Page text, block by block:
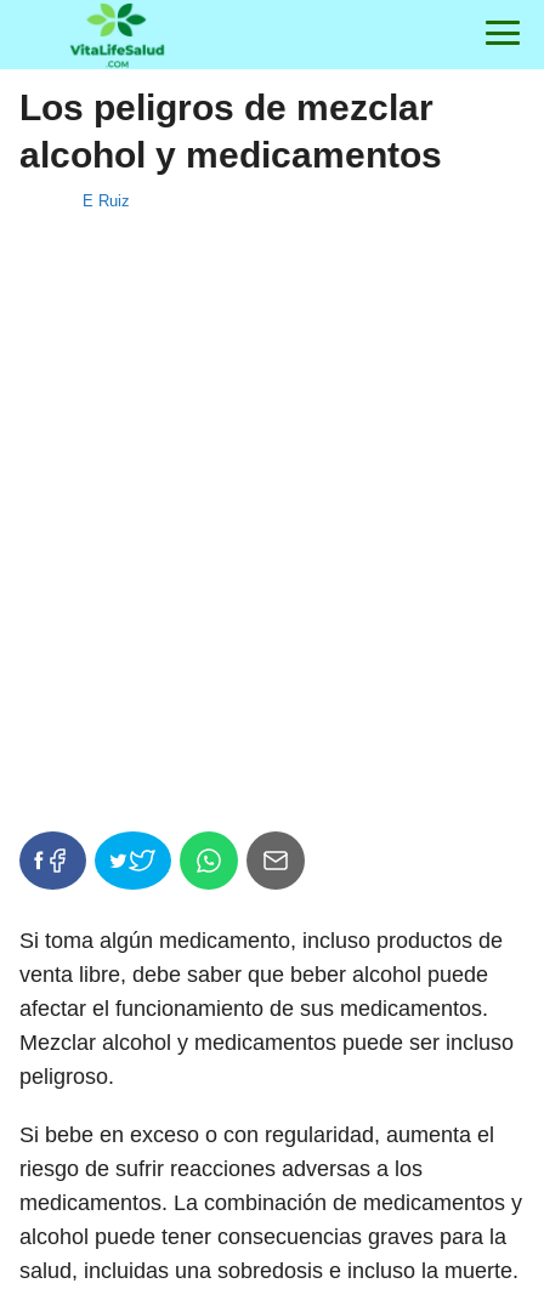
Los peligros de mezclar
alcohol y medicamentos
E Ruiz
Si toma algún medicamento, incluso productos de
venta libre, debe saber que beber alcohol puede
afectar el funcionamiento de sus medicamentos.
Mezclar alcohol y medicamentos puede ser incluso
peligroso.
Si bebe en exceso o con regularidad, aumenta el
riesgo de sufrir reacciones adversas a los
medicamentos. La combinación de medicamentos y
alcohol puede tener consecuencias graves para la
salud, incluidas una sobredosis e incluso la muerte.